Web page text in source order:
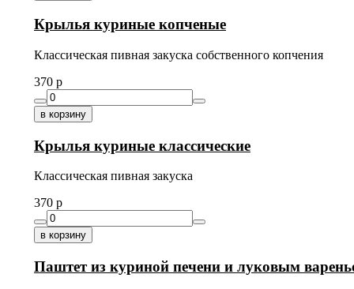
Крылья куриные копченые
Классическая пивная закуска собственного копчения
370 p
в корзину
Крылья куриные классические
Классическая пивная закуска
370 p
в корзину
Паштет из куриной печени и луковым